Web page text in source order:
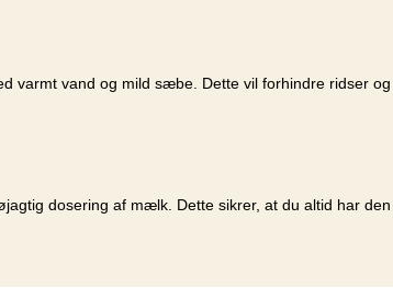
varmt vand og mild sæbe. Dette vil forhindre ridser
dosering af mælk. Dette sikrer, at du altid har